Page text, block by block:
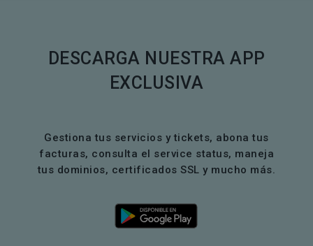
DESCARGA NUESTRA APP
EXCLUSIVA
Gestiona tus servicios y tickets, abona tus
facturas, consulta el service status, maneja
tus dominios, certificados SSL y mucho más.